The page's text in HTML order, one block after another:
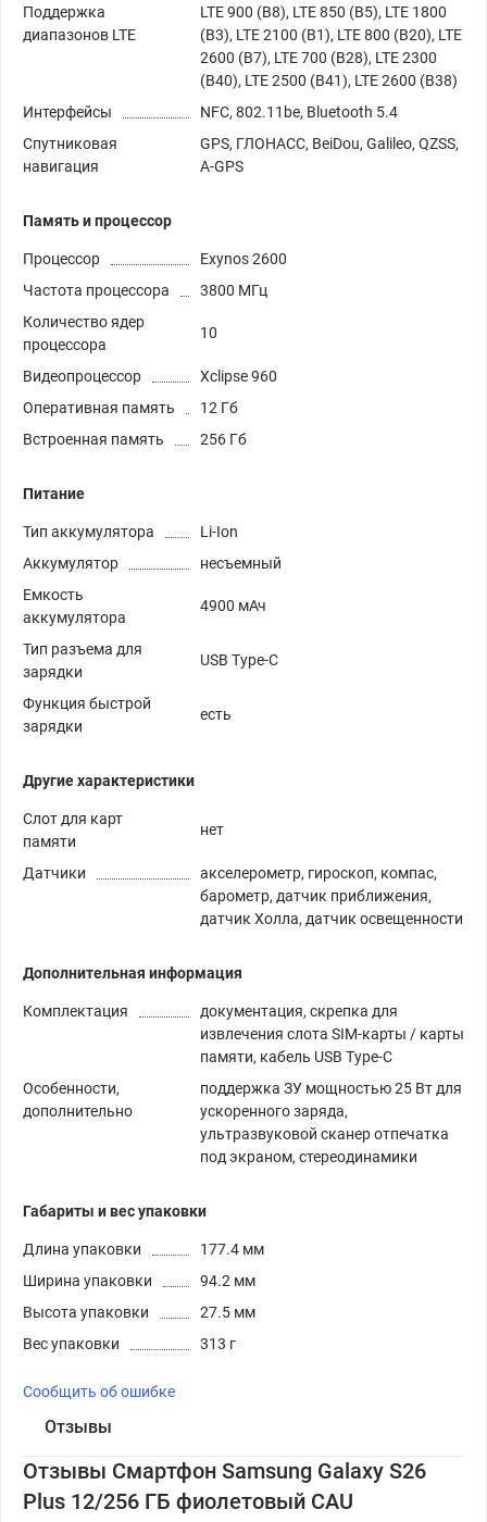
Поддержка
диапазонов LTE
LTE 900 (B8), LTE 850 (B5), LTE 1800
(B3), LTE 2100 (B1), LTE 800 (B20), LTE
2600 (B7), LTE 700 (B28), LTE 2300
(B40), LTE 2500 (B41), LTE 2600 (B38)
Интерфейсы
NFC, 802.11be, Bluetooth 5.4
Спутниковая
навигация
GPS, ГЛОНАСС, BeiDou, Galileo, QZSS,
A-GPS
Память и процессор
Процессор
Exynos 2600
Частота процессора
3800 МГц
Количество ядер
процессора
10
Видеопроцессор
Xclipse 960
Оперативная память
12 Гб
Встроенная память
256 Гб
Питание
Тип аккумулятора
Li-Ion
Аккумулятор
несъемный
Емкость
аккумулятора
4900 мАч
Тип разъема для
зарядки
USB Type-C
Функция быстрой
зарядки
есть
Другие характеристики
Слот для карт
памяти
нет
Датчики
акселерометр, гироскоп, компас,
барометр, датчик приближения,
датчик Холла, датчик освещенности
Дополнительная информация
Комплектация
документация, скрепка для
извлечения слота SIM-карты / карты
памяти, кабель USB Type-C
Особенности,
дополнительно
поддержка ЗУ мощностью 25 Вт для
ускоренного заряда,
ультразвуковой сканер отпечатка
под экраном, стереодинамики
Габариты и вес упаковки
Длина упаковки
177.4 мм
Ширина упаковки
94.2 мм
Высота упаковки
27.5 мм
Вес упаковки
313 г
Сообщить об ошибке
Отзывы
Отзывы Смартфон Samsung Galaxy S26
Plus 12/256 ГБ фиолетовый CAU